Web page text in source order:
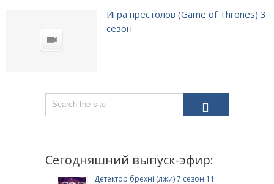
Игра престолов (Game of Thrones) 3
сезон
Сегодняшний выпуск-эфир:
Детектор брехні (лжи) 7 сезон 11